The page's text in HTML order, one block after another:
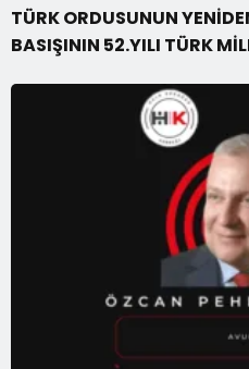
TÜRK ORDUSUNUN
BASIŞININ 52.YILI TÜRK